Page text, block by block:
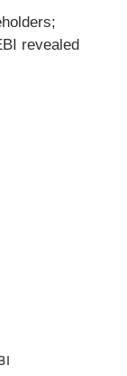
revealed